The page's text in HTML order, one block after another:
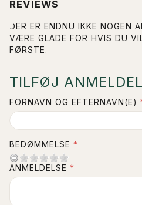
REVIEWS
DER ER ENDNU IKKE NOGEN
VÆRE GLADE FOR HVIS DU
FØRSTE.
TILFØJ
FORNAVN OG EFTERNAVN(E)
BEDØMMELSE
ANMELDELSE